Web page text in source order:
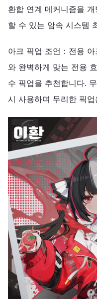
환합 연계 메커니즘을
할 수 있는 암속 시스템
아크 픽업 조언：전용
와 완벽하게 맞는 전용
수 픽업을 추천합니다.
시 사용하며 무리한 픽